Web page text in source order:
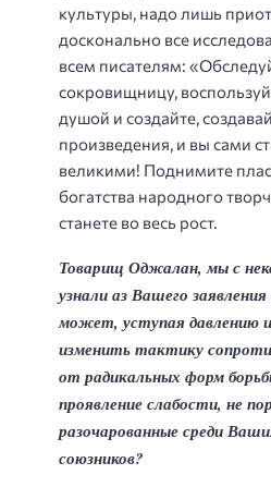
культуры, надо лишь
досконально все
всем писателям:
сокровищницу,
душой и создайте,
произведения, и вы сами
великими! Поднимите
богатства народного
станете во весь рост.
Товарищ Оджалан, мы с
узнали аз Вашего заявления
может, уступая давлению
изменитьтактику
от радикальных форм
проявление слабости, не
разочарованные среди
союзников?